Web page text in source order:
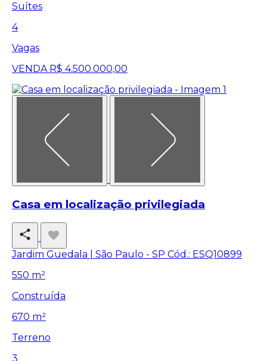
Suítes
4
Vagas
VENDA R$ 4.500.000,00
Casa em localização privilegiada
Jardim Guedala | São Paulo - SP Cód.: ESQ10899
550 m²
Construída
670 m²
Terreno
3